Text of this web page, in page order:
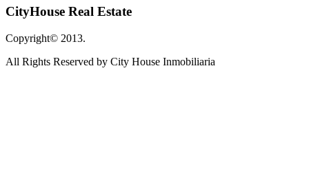
CityHouse Real Estate
Copyright© 2013.
All Rights Reserved by City House Inmobiliaria